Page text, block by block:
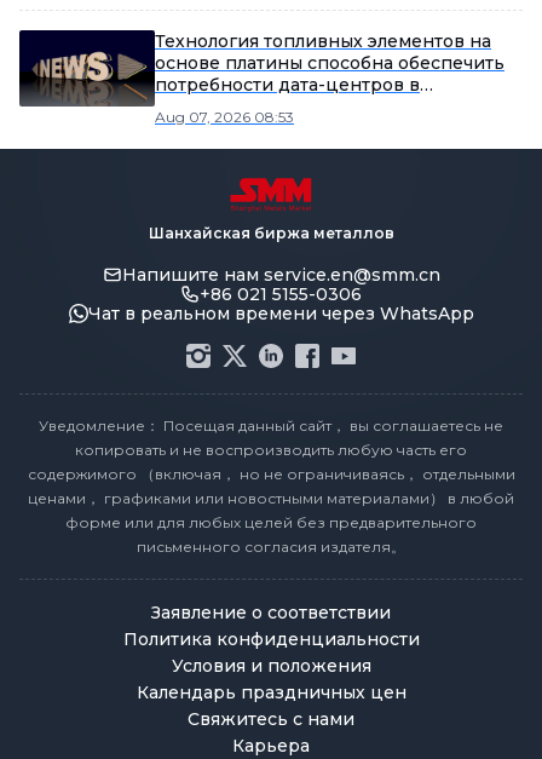
Технология топливных элементов на
основе платины способна обеспечить
потребности дата-центров в
Aug 07, 2026 08:53
Шанхайская биржа металлов
Напишите нам service.en@smm.cn
+86 021 5155-0306
Чат в реальном времени через WhatsApp
Уведомление： Посещая данный сайт， вы соглашаетесь не
копировать и не воспроизводить любую часть его
содержимого （включая， но не ограничиваясь， отдельными
ценами， графиками или новостными материалами） в любой
форме или для любых целей без предварительного
письменного согласия издателя。
Заявление о соответствии
Политика конфиденциальности
Условия и положения
Календарь праздничных цен
Свяжитесь с нами
Карьера